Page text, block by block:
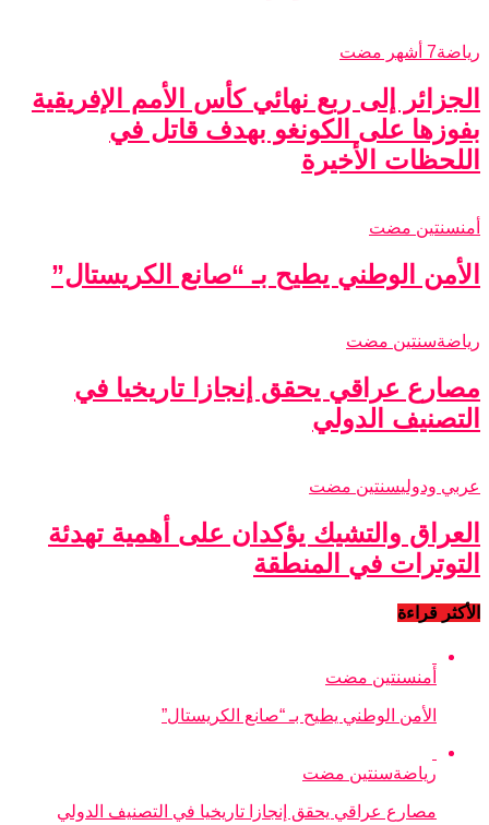
رياضة7 أشهر مضت
الجزائر إلى ربع نهائي كأس الأمم الإفريقية
بفوزها على الكونغو بهدف قاتل في
اللحظات الأخيرة
أمنسنتين مضت
الأمن الوطني يطيح بـ “صانع الكريستال”
رياضةسنتين مضت
مصارع عراقي يحقق إنجازا تاريخيا في
التصنيف الدولي
عربي ودوليسنتين مضت
العراق والتشيك يؤكدان على أهمية تهدئة
التوترات في المنطقة
الأكثر قراءة
أمنسنتين مضت
الأمن الوطني يطيح بـ “صانع الكريستال”
رياضةسنتين مضت
مصارع عراقي يحقق إنجازا تاريخيا في التصنيف الدولي